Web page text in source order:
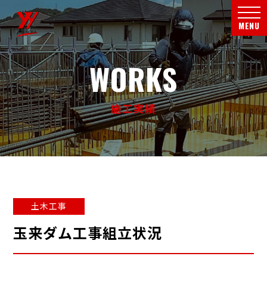
メ
MENU
WORKS
施工実績
土木工事
玉来ダム工事組立状況